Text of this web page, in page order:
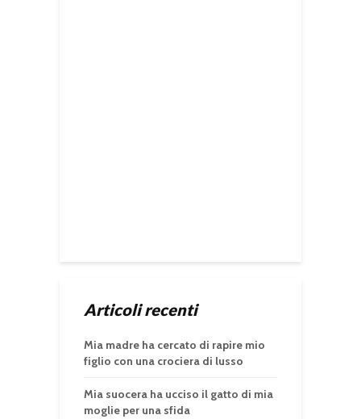
Articoli recenti
Mia madre ha cercato di rapire mio
figlio con una crociera di lusso
Mia suocera ha ucciso il gatto di mia
moglie per una sfida